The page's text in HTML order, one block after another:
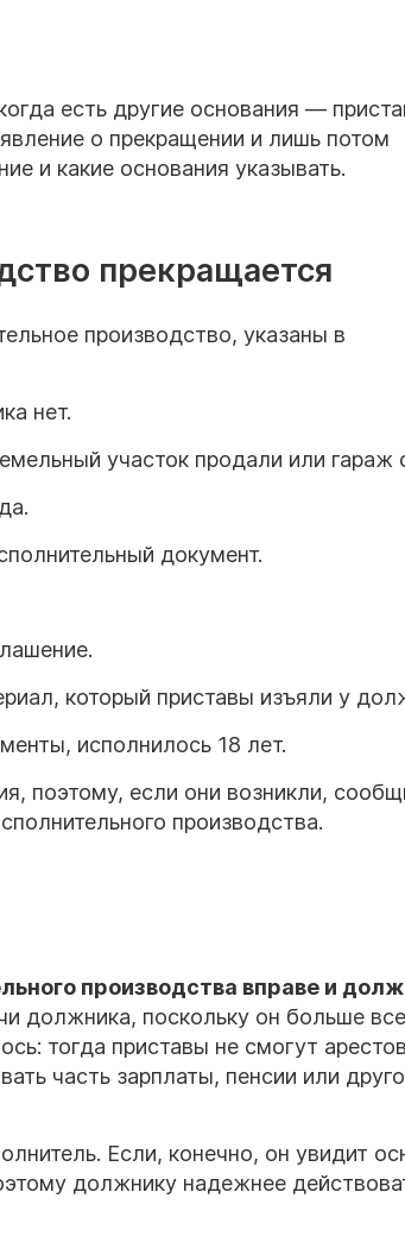
есть другие основания —
о прекращении и лишь потом
и какие основания указывать.
прекращается
производство, указаны в
нет.
участок продали или гараж
.
документ.
.
который приставы изъяли у
исполнилось 18 лет.
поэтому, если они возникли,
производства.
производства вправе и
должника, поскольку он больше
тогда приставы не смогут
часть зарплаты, пенсии или
. Если, конечно, он увидит
должнику надежнее